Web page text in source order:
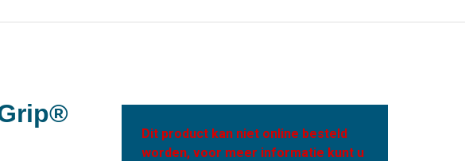
Dit product kan niet online besteld
worden, voor meer informatie kunt u